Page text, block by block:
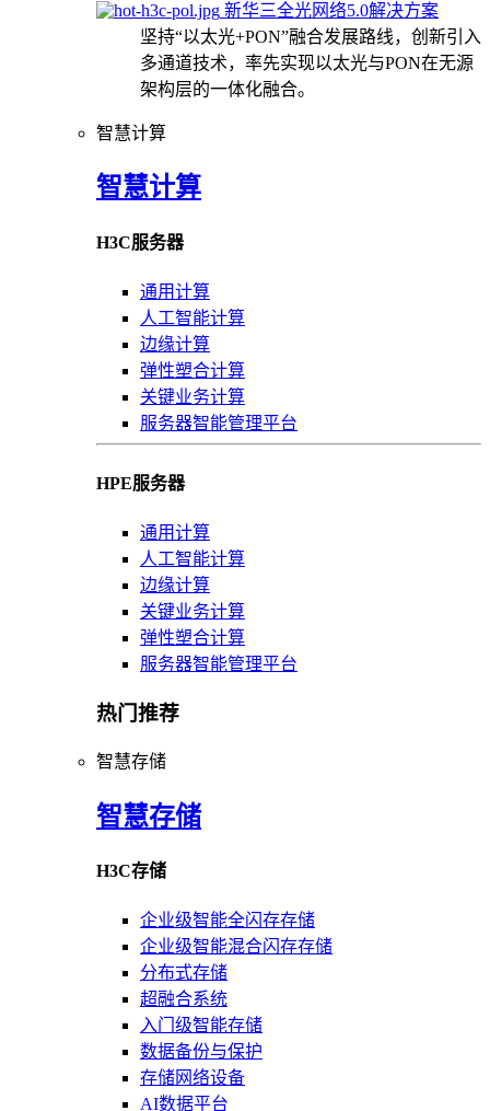
新华三全光网络5.0解决方案
坚持“以太光+PON”融合发展路线，创新引入
多通道技术，率先实现以太光与PON在无源
架构层的一体化融合。
智慧计算
智慧计算
H3C服务器
通用计算
人工智能计算
边缘计算
弹性塑合计算
关键业务计算
服务器智能管理平台
HPE服务器
通用计算
人工智能计算
边缘计算
关键业务计算
弹性塑合计算
服务器智能管理平台
热门推荐
智慧存储
智慧存储
H3C存储
企业级智能全闪存存储
企业级智能混合闪存存储
分布式存储
超融合系统
入门级智能存储
数据备份与保护
存储网络设备
AI数据平台